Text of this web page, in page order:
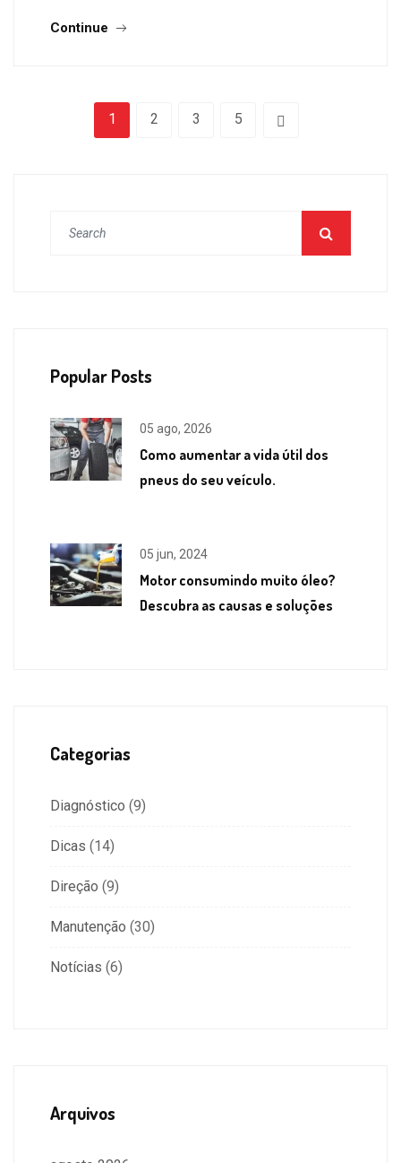
Continue
1 2 3 5
Popular Posts
05 ago, 2026
Como aumentar a vida útil dos
pneus do seu veículo.
05 jun, 2024
Motor consumindo muito óleo?
Descubra as causas e soluções
Categorias
Diagnóstico (9)
Dicas (14)
Direção (9)
Manutenção (30)
Notícias (6)
Arquivos